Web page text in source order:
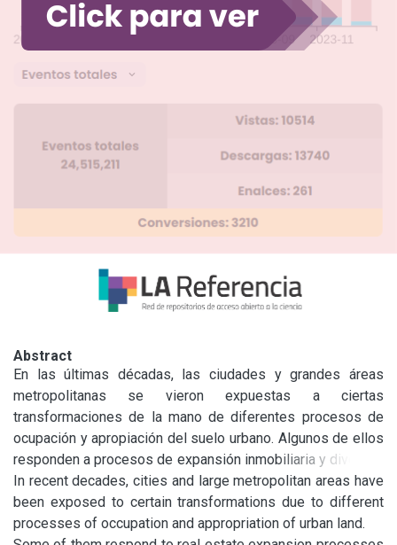
Abstract
En las últimas décadas, las ciudades y grandes áreas
metropolitanas se vieron expuestas a ciertas
transformaciones de la mano de diferentes procesos de
ocupación y apropiación del suelo urbano. Algunos de ellos
responden a procesos de expansión inmobiliaria y diversas
actividades que disputan el suelo de la ciudad y lo
transforman para obtener el mayor
provecho económico posible. La Región Metropolitana de
In recent decades, cities and large metropolitan areas have
been exposed to certain transformations due to different
processes of occupation and appropriation of urban land.